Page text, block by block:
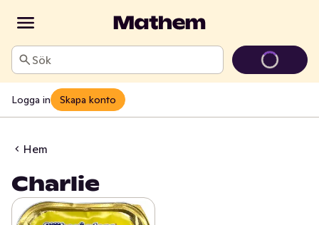
Sök
Logga in Skapa konto
Hem
Charlie